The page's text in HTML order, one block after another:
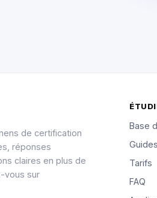
de certification
réponses
claires en plus de
vous sur
Base
Guides
Tarifs
FAQ